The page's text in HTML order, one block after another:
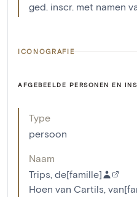
ged. inscr. met namen
ICONOGRAFIE
AFGEBEELDE PERSONEN EN
Type
persoon
Naam
Trips, de[famille]
Hoen van Cartils,